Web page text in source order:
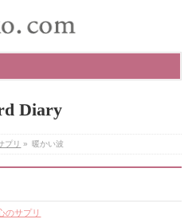
Diary
プリ » 暖かい波
のサプリ